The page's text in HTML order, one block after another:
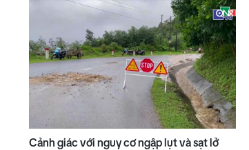
Cảnh giác với nguy cơ ngập lụt và sạt lở